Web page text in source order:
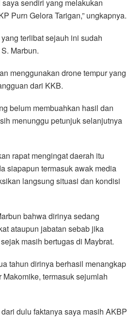
sendiri yang melakukan
Purn Gelora Tarigan,” ungkapnya.
terlibat sejauh ini sudah
Marbun.
menggunakan drone tempur yang
dari KKB.
belum membuahkan hasil dan
menunggu petunjuk selanjutnya
rapat mengingat daerah itu
siapapun termasuk awak media
langsung situasi dan kondisi
bahwa dirinya sedang
ataupun jabatan sebab jika
masih bertugas di Maybrat.
tahun dirinya berhasil menangkap
termasuk sejumlah
dulu faktanya saya masih AKBP